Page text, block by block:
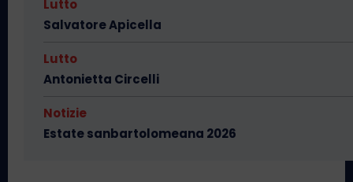
Lutto
Salvatore Apicella
Lutto
Antonietta Circelli
Notizie
Estate sanbartolomeana 2026